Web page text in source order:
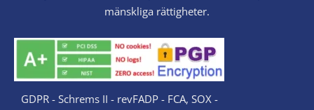
mänskliga rättigheter.
GDPR - Schrems II - revFADP - FCA, SOX -